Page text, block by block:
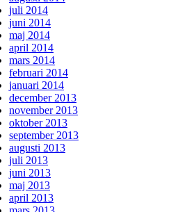
juli 2014
juni 2014
maj 2014
april 2014
mars 2014
februari 2014
januari 2014
december 2013
november 2013
oktober 2013
september 2013
augusti 2013
juli 2013
juni 2013
maj 2013
april 2013